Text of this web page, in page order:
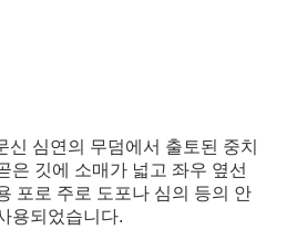
신 심연의 무덤에서 출토된 중치
은 깃에 소매가 넓고 좌우 옆선
포로 주로 도포나 심의 등의 안
용되었습니다.